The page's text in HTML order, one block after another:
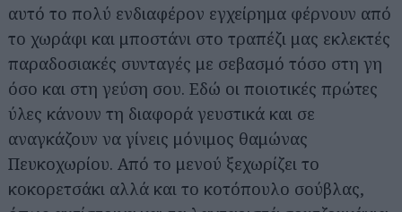
αυτό το πολύ ενδιαφέρον εγχείρημα φέρνουν από
το χωράφι και μποστάνι στο τραπέζι μας εκλεκτές
παραδοσιακές συνταγές με σεβασμό τόσο στη γη
όσο και στη γεύση σου. Εδώ οι ποιοτικές πρώτες
ύλες κάνουν τη διαφορά γευστικά και σε
αναγκάζουν να γίνεις μόνιμος θαμώνας
Πευκοχωρίου. Από το μενού ξεχωρίζει το
κοκορετσάκι αλλά και το κοτόπουλο σούβλας,